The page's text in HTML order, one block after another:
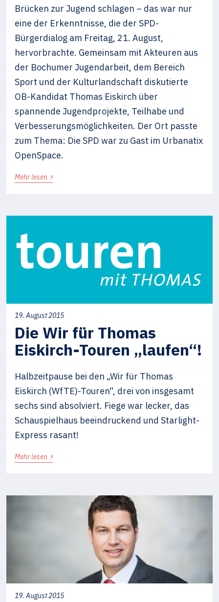
Brücken zur Jugend schlagen – das war nur
eine der Erkenntnisse, die der SPD-
Bürgerdialog am Freitag, 21. August,
hervorbrachte. Gemeinsam mit Akteuren aus
der Bochumer Jugendarbeit, dem Bereich
Sport und der Kulturlandschaft diskutierte
OB-Kandidat Thomas Eiskirch über
spannende Jugendprojekte, Teilhabe und
Verbesserungsmöglichkeiten. Der Ort passte
zum Thema: Die SPD war zu Gast im Urbanatix
OpenSpace.
Mehr lesen ›
19. August 2015
Die Wir für Thomas
Eiskirch-Touren „laufen“!
Halbzeitpause bei den „Wir für Thomas
Eiskirch (WfTE)-Touren“, drei von insgesamt
sechs sind absolviert. Fiege war lecker, das
Schauspielhaus beeindruckend und Starlight-
Express rasant!
Mehr lesen ›
19. August 2015